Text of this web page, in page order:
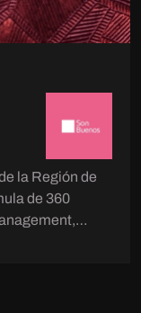
la Región de
de 360
o el Live